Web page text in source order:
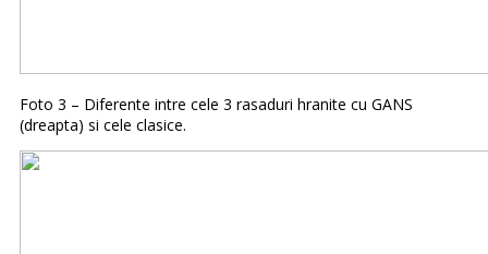
Foto 3 – Diferente intre cele 3 rasaduri hranite cu GANS
(dreapta) si cele clasice.